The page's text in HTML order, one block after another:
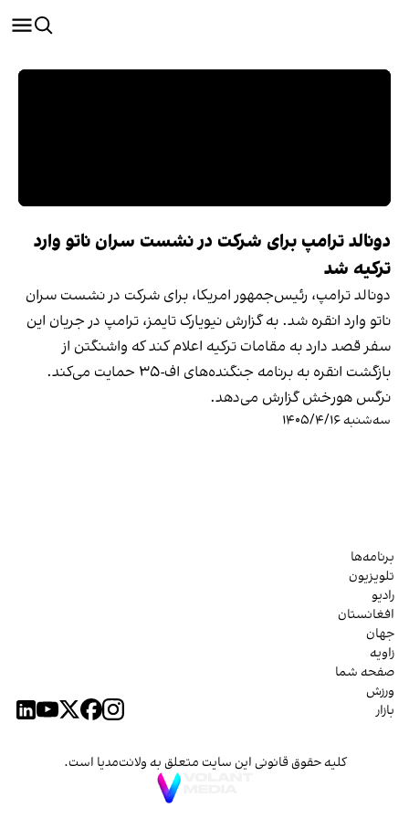
دونالد ترامپ برای شرکت در نشست سران ناتو وارد
ترکیه شد
دونالد ترامپ، رئیس‌جمهور امریکا، برای شرکت در نشست سران
ناتو وارد انقره شد. به گزارش نیویارک تایمز، ترامپ در جریان این
سفر قصد دارد به مقامات ترکیه اعلام کند که واشنگتن از
بازگشت انقره به برنامه جنگنده‌های اف-۳۵ حمایت می‌کند.
نرگس هورخش گزارش می‌دهد.
سه‌شنبه ۱۴۰۵/۴/۱۶
برنامه‌ها
تلویزیون
رادیو
افغانستان
جهان
زاویه
صفحه شما
ورزش
بازار
کلیه حقوق قانونی این سایت متعلق به ولانت‌مدیا است.